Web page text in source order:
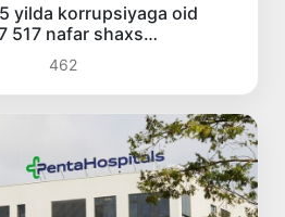
yilda korrupsiyaga oid
517 nafar shaxs
462